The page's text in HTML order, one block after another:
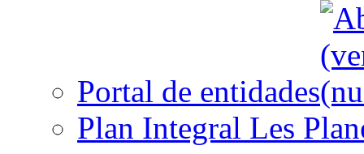
Portal de entidades
Plan Integral Les